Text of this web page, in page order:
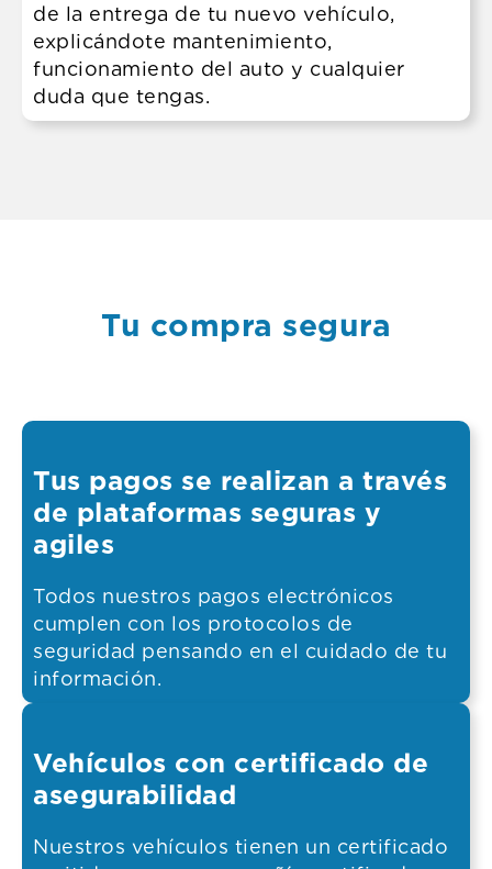
de la entrega de tu nuevo vehículo,
explicándote mantenimiento,
funcionamiento del auto y cualquier
duda que tengas.
Tu compra segura
Tus pagos se realizan a través
de plataformas seguras y
agiles
Todos nuestros pagos electrónicos
cumplen con los protocolos de
seguridad pensando en el cuidado de tu
información.
Vehículos con certificado de
asegurabilidad
Nuestros vehículos tienen un certificado